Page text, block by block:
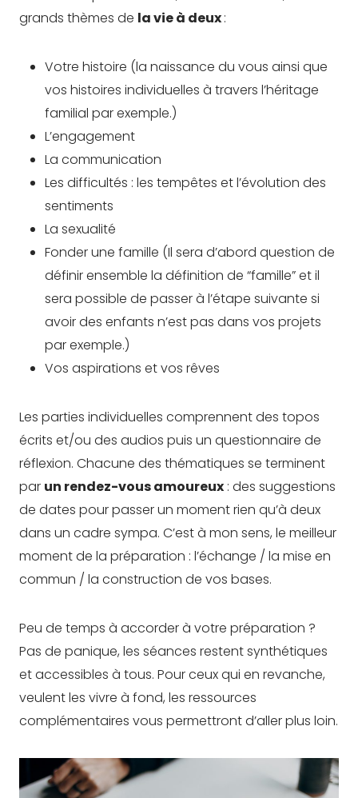
grands thèmes de la vie à deux:
Votre histoire (la naissance du vous ainsi que
vos histoires individuelles à travers l’héritage
familial par exemple.)
L’engagement
La communication
Les difficultés : les tempêtes et l’évolution des
sentiments
La sexualité
Fonder une famille (Il sera d’abord question de
définir ensemble la définition de “famille” et il
sera possible de passer à l’étape suivante si
avoir des enfants n’est pas dans vos projets
par exemple.)
Vos aspirations et vos rêves
Les parties individuelles comprennent des topos
écrits et/ou des audios puis un questionnaire de
réflexion. Chacune des thématiques se terminent
par un rendez-vous amoureux : des suggestions
de dates pour passer un moment rien qu’à deux
dans un cadre sympa. C’est à mon sens, le meilleur
moment de la préparation : l’échange / la mise en
commun / la construction de vos bases.
Peu de temps à accorder à votre préparation ?
Pas de panique, les séances restent synthétiques
et accessibles à tous. Pour ceux qui en revanche,
veulent les vivre à fond, les ressources
complémentaires vous permettront d’aller plus loin.